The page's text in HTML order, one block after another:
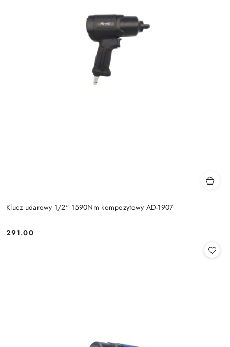
Klucz udarowy 1/2" 1590Nm kompozytowy AD-1907
Cena:
291.00